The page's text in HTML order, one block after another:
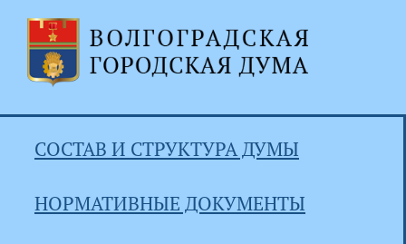
СОСТАВ И СТРУКТУРА ДУМЫ
НОРМАТИВНЫЕ ДОКУМЕНТЫ